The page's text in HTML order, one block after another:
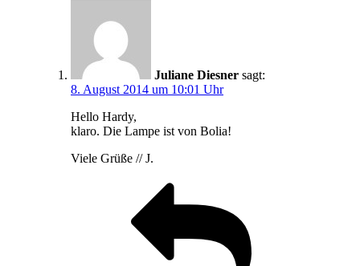
Juliane Diesner sagt:
8. August 2014 um 10:01 Uhr
Hello Hardy,
klaro. Die Lampe ist von Bolia!
Viele Grüße // J.